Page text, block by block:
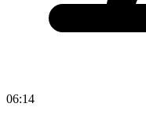
06:14